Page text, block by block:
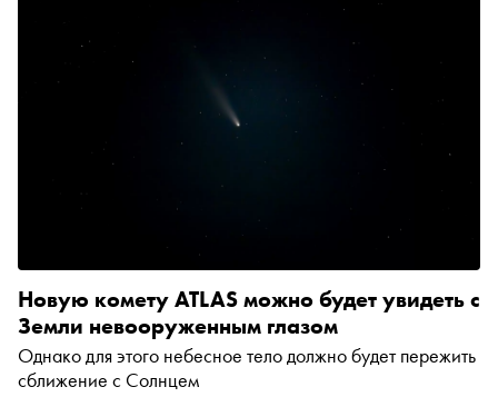
Новую комету ATLAS можно будет увидеть с
Земли невооруженным глазом
Однако для этого небесное тело должно будет пережить
сближение с Солнцем